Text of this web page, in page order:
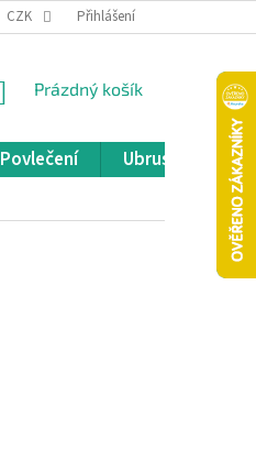
OBCHODNÍ PODMÍNKY
CZK Přihlášení
NÁKUPNÍ
Prázdný košík
Povlečení Ubrusy